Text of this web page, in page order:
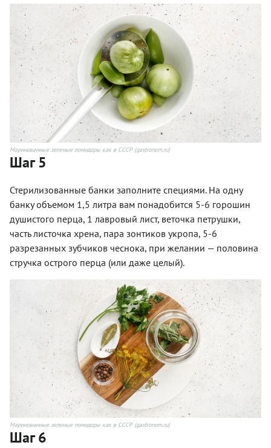
Маринованные зеленые помидоры как в СССР (gastronom.ru)
Шаг 5
Стерилизованные банки заполните специями. На одну
банку объемом 1,5 литра вам понадобится 5-6 горошин
душистого перца, 1 лавровый лист, веточка петрушки,
часть листочка хрена, пара зонтиков укропа, 5-6
разрезанных зубчиков чеснока, при желании — половина
стручка острого перца (или даже целый).
Маринованные зеленые помидоры как в СССР (gastronom.ru)
Шаг 6